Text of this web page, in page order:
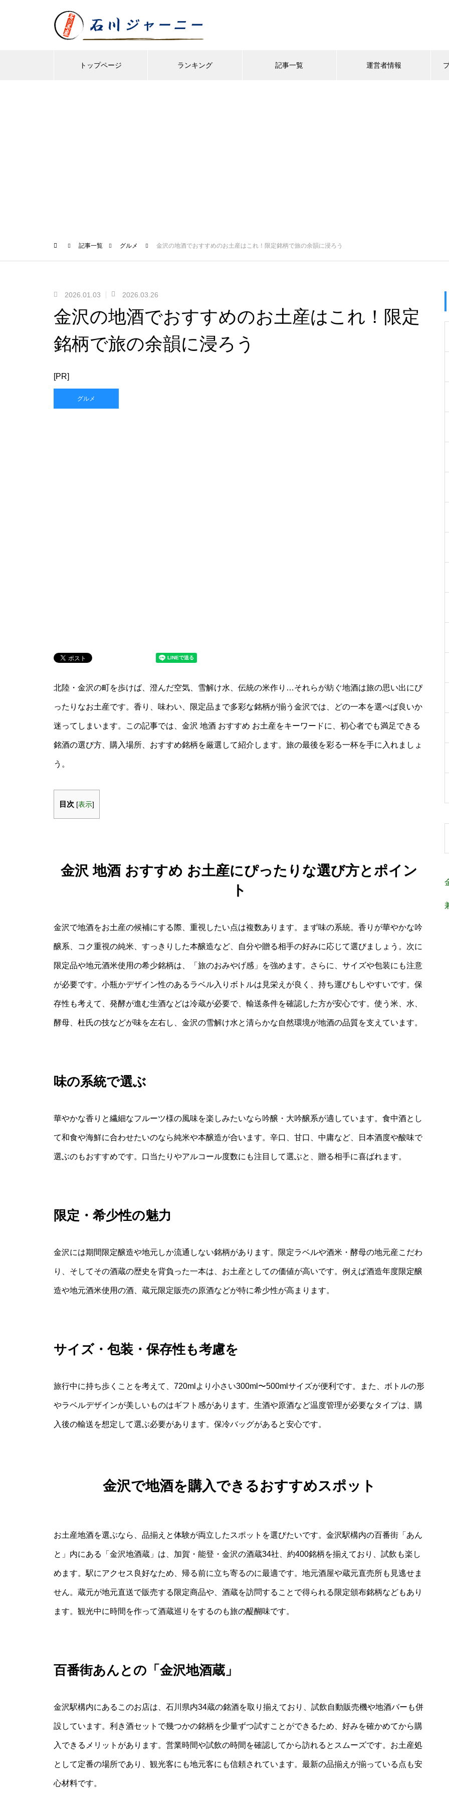
トップページ ランキング 記事一覧 運営者情報
記事一覧 グルメ 金沢の地酒でおすすめのお土産はこれ！限定銘柄で旅の余韻に浸ろう
2026.01.03 2026.03.26
金沢の地酒でおすすめのお土産はこれ！限定
銘柄で旅の余韻に浸ろう
[PR]
グルメ
北陸・金沢の町を歩けば、澄んだ空気、雪解け水、伝統の米作り…それらが紡ぐ地酒は旅の思い出にぴ
ったりなお土産です。香り、味わい、限定品まで多彩な銘柄が揃う金沢では、どの一本を選べば良いか
迷ってしまいます。この記事では、金沢 地酒 おすすめ お土産をキーワードに、初心者でも満足できる
銘酒の選び方、購入場所、おすすめ銘柄を厳選して紹介します。旅の最後を彩る一杯を手に入れましょ
う。
目次 [表示]
金沢 地酒 おすすめ お土産にぴったりな選び方とポイン
ト
金沢で地酒をお土産の候補にする際、重視したい点は複数あります。まず味の系統。香りが華やかな吟
醸系、コク重視の純米、すっきりした本醸造など、自分や贈る相手の好みに応じて選びましょう。次に
限定品や地元酒米使用の希少銘柄は、「旅のおみやげ感」を強めます。さらに、サイズや包装にも注意
が必要です。小瓶かデザイン性のあるラベル入りボトルは見栄えが良く、持ち運びもしやすいです。保
存性も考えて、発酵が進む生酒などは冷蔵が必要で、輸送条件を確認した方が安心です。使う米、水、
酵母、杜氏の技などが味を左右し、金沢の雪解け水と清らかな自然環境が地酒の品質を支えています。
味の系統で選ぶ
華やかな香りと繊細なフルーツ様の風味を楽しみたいなら吟醸・大吟醸系が適しています。食中酒とし
て和食や海鮮に合わせたいのなら純米や本醸造が合います。辛口、甘口、中庸など、日本酒度や酸味で
選ぶのもおすすめです。口当たりやアルコール度数にも注目して選ぶと、贈る相手に喜ばれます。
限定・希少性の魅力
金沢には期間限定醸造や地元しか流通しない銘柄があります。限定ラベルや酒米・酵母の地元産こだわ
り、そしてその酒蔵の歴史を背負った一本は、お土産としての価値が高いです。例えば酒造年度限定醸
造や地元酒米使用の酒、蔵元限定販売の原酒などが特に希少性が高まります。
サイズ・包装・保存性も考慮を
旅行中に持ち歩くことを考えて、720mlより小さい300ml〜500mlサイズが便利です。また、ボトルの形
やラベルデザインが美しいものはギフト感があります。生酒や原酒など温度管理が必要なタイプは、購
入後の輸送を想定して選ぶ必要があります。保冷バッグがあると安心です。
金沢で地酒を購入できるおすすめスポット
お土産地酒を選ぶなら、品揃えと体験が両立したスポットを選びたいです。金沢駅構内の百番街「あん
と」内にある「金沢地酒蔵」は、加賀・能登・金沢の酒蔵34社、約400銘柄を揃えており、試飲も楽し
めます。駅にアクセス良好なため、帰る前に立ち寄るのに最適です。地元酒屋や蔵元直売所も見逃せま
せん。蔵元が地元直送で販売する限定商品や、酒蔵を訪問することで得られる限定頒布銘柄などもあり
ます。観光中に時間を作って酒蔵巡りをするのも旅の醍醐味です。
百番街あんとの「金沢地酒蔵」
金沢駅構内にあるこのお店は、石川県内34蔵の銘酒を取り揃えており、試飲自動販売機や地酒バーも併
設しています。利き酒セットで幾つかの銘柄を少量ずつ試すことができるため、好みを確かめてから購
入できるメリットがあります。営業時間や試飲の時間を確認してから訪れるとスムーズです。お土産処
として定番の場所であり、観光客にも地元客にも信頼されています。最新の品揃えが揃っている点も安
心材料です。